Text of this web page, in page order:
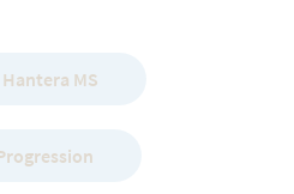
Hantera MS